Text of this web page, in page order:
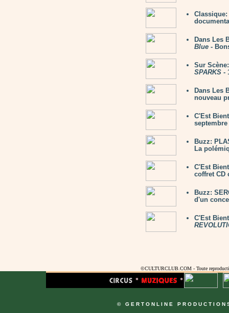
Dans Les
Blue -
Sur
SPARKS -
Dans Les
nouveau
C'Est
septembre
Buzz:
La
C'Est
coffret CD
Buzz:
d'un
C'Est
©CULTURCLUB.COM - Toute
© GERTONLINE